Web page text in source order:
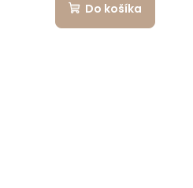
Do košíka